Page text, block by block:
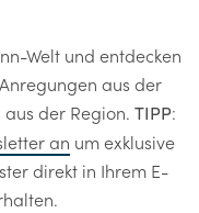
Welt und entdecken
aus der
der Region. TIPP:
an um exklusive
direkt in Ihrem E-